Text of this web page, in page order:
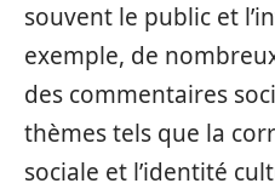
souvent le public et
exemple, de
des commentaires
thèmes tels que la
sociale et l’identité